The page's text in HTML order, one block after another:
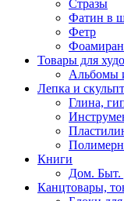
Стразы
Фатин в
Фетр
Фоамиран
Товары для
Альбомы
Лепка и
Глина,
Книги
Дом. Быт.
Канцтовары,